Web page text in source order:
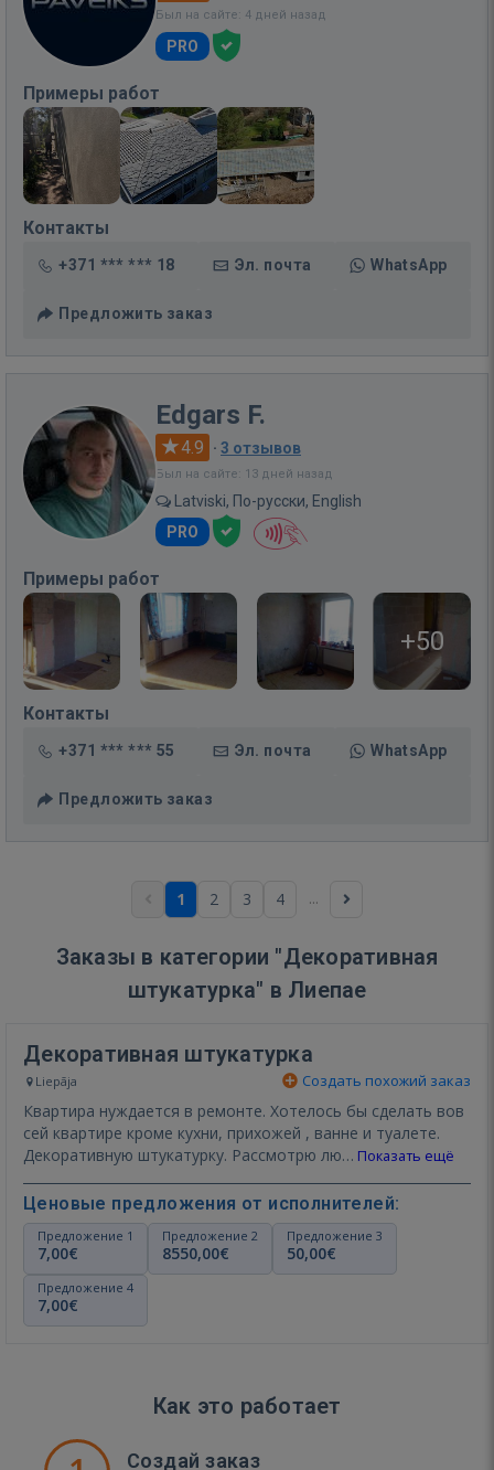
Был на сайте: 4 дней назад
PRO
Примеры работ
Контакты
+371 *** *** 18 Эл. почта WhatsApp
Предложить заказ
Edgars F.
4.9 · 3 отзывов
Был на сайте: 13 дней назад
Latviski, По-русски, English
PRO
Примеры работ
+50
Контакты
+371 *** *** 55 Эл. почта WhatsApp
Предложить заказ
1 2 3 4 ...
Заказы в категории "Декоративная
штукатурка" в Лиепае
Декоративная штукатурка
Liepāja Создать похожий заказ
Квартира нуждается в ремонте. Хотелось бы сделать вов
сей квартире кроме кухни, прихожей , ванне и туалете.
Декоративную штукатурку. Рассмотрю лю… Показать ещё
Ценовые предложения от исполнителей:
Предложение 1
7,00€
Предложение 2
8550,00€
Предложение 3
50,00€
Предложение 4
7,00€
Как это работает
Создай заказ